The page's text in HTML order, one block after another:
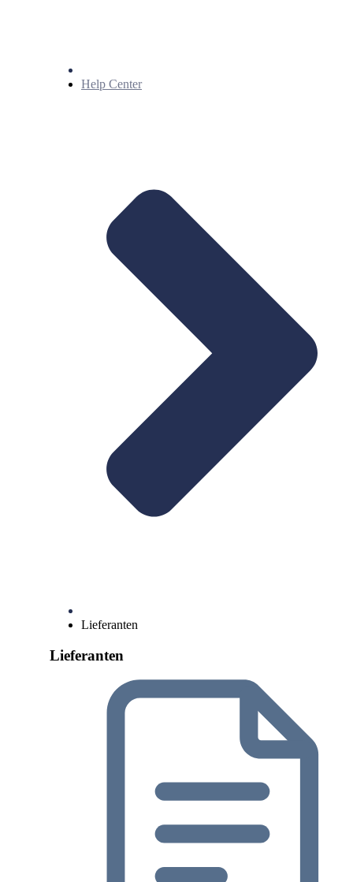
Help Center
Lieferanten
Lieferanten